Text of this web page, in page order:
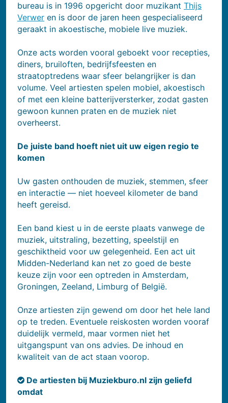
bureau is in 1996 opgericht door muzikant Thijs
Verwer en is door de jaren heen gespecialiseerd
geraakt in akoestische, mobiele live muziek.
Onze acts worden vooral geboekt voor recepties,
diners, bruiloften, bedrijfsfeesten en
straatoptredens waar sfeer belangrijker is dan
volume. Veel artiesten spelen mobiel, akoestisch
of met een kleine batterijversterker, zodat gasten
gewoon kunnen praten en de muziek niet
overheerst.
De juiste band hoeft niet uit uw eigen regio te
komen
Uw gasten onthouden de muziek, stemmen, sfeer
en interactie — niet hoeveel kilometer de band
heeft gereisd.
Een band kiest u in de eerste plaats vanwege de
muziek, uitstraling, bezetting, speelstijl en
geschiktheid voor uw gelegenheid. Een act uit
Midden-Nederland kan net zo goed de beste
keuze zijn voor een optreden in Amsterdam,
Groningen, Zeeland, Limburg of België.
Onze artiesten zijn gewend om door het hele land
op te treden. Eventuele reiskosten worden vooraf
duidelijk vermeld, maar vormen niet het
uitgangspunt van ons advies. De inhoud en
kwaliteit van de act staan voorop.
De artiesten bij Muziekburo.nl zijn geliefd
omdat